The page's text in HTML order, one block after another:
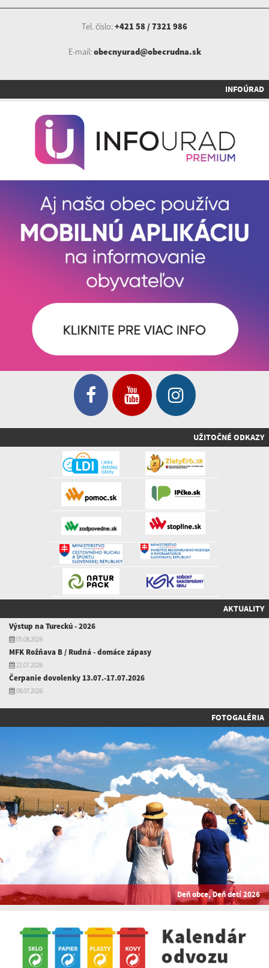
Tel. číslo: +421 58 / 7321 986
E-mail: obecnyurad@obecrudna.sk
INFOÚRAD
UŽITOČNÉ ODKAZY
AKTUALITY
Výstup na Tureckú - 2026
05.08.2026
MFK Rožňava B / Rudná - domáce zápasy
22.07.2026
Čerpanie dovolenky 13.07.-17.07.2026
08.07.2026
FOTOGALÉRIA
Deň obce, Deň detí 2026